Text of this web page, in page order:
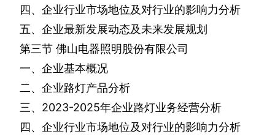
四、企业行业市场地位及对行业的影响力分析
五、企业最新发展动态及未来发展规划
第三节 佛山电器照明股份有限公司
一、企业基本概况
二、企业路灯产品分析
三、 2023-2025年企业路灯业务经营分析
四、企业行业市场地位及对行业的影响力分析